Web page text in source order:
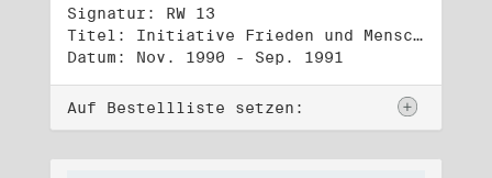
Signatur: RW 13
Titel: Initiative Frieden und Menschenrechte (3)
Datum: Nov. 1990 - Sep. 1991
Auf Bestellliste setzen: